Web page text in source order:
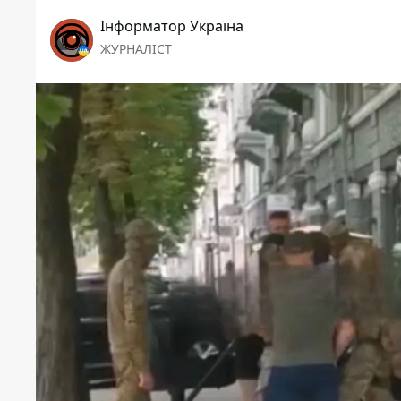
Інформатор Україна
ЖУРНАЛІСТ